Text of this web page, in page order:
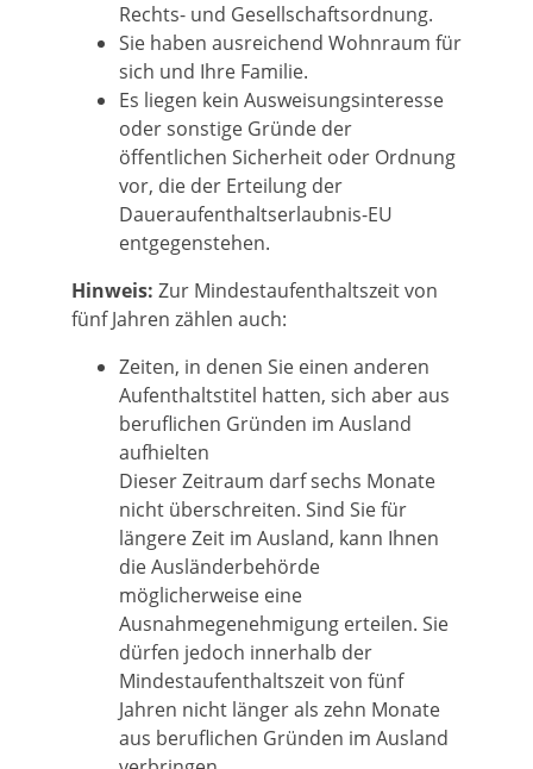
Rechts- und Gesellschaftsordnung.
Sie haben ausreichend Wohnraum für
sich und Ihre Familie.
Es liegen kein Ausweisungsinteresse
oder sonstige Gründe der
öffentlichen Sicherheit oder Ordnung
vor, die der Erteilung der
Daueraufenthaltserlaubnis-EU
entgegenstehen.
Hinweis: Zur Mindestaufenthaltszeit von
fünf Jahren zählen auch:
Zeiten, in denen Sie einen anderen
Aufenthaltstitel hatten, sich aber aus
beruflichen Gründen im Ausland
aufhielten
Dieser Zeitraum darf sechs Monate
nicht überschreiten. Sind Sie für
längere Zeit im Ausland, kann Ihnen
die Ausländerbehörde
möglicherweise eine
Ausnahmegenehmigung erteilen. Sie
dürfen jedoch innerhalb der
Mindestaufenthaltszeit von fünf
Jahren nicht länger als zehn Monate
aus beruflichen Gründen im Ausland